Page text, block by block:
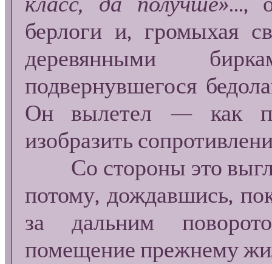
берлоги и, громыхая
деревянными
подвернувшегося
Он вылетел — как
изобразить
Со стороны это
потому, дождавшись,
за дальним
помещение прежнему